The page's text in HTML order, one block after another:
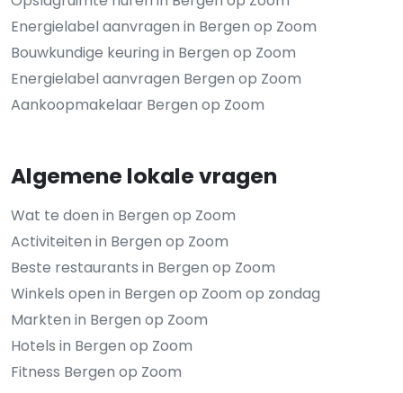
Energielabel aanvragen in Bergen op Zoom
Bouwkundige keuring in Bergen op Zoom
Energielabel aanvragen Bergen op Zoom
Aankoopmakelaar Bergen op Zoom
Algemene lokale vragen
Wat te doen in Bergen op Zoom
Activiteiten in Bergen op Zoom
Beste restaurants in Bergen op Zoom
Winkels open in Bergen op Zoom op zondag
Markten in Bergen op Zoom
Hotels in Bergen op Zoom
Fitness Bergen op Zoom